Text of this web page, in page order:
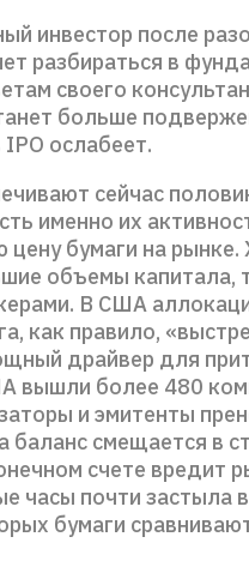
инвестор после
разбираться в
своего
больше
ослабеет.
сейчас
именно их
бумаги на рынке.
объемы капитала,
В США
как правило,
драйвер для
вышли более 480
и эмитенты
баланс смещается в
счете вредит
часы почти застыла
бумаги